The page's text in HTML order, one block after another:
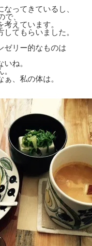
ってきているし、
で、
えています。
てもらいました。
ゼリー的なものは
ね。
、私の体は。